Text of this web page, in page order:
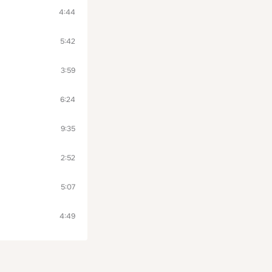
4:44
5:42
3:59
6:24
9:35
2:52
5:07
4:49